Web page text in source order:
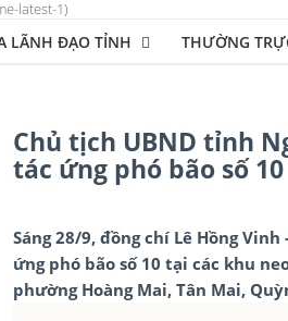
LÃNH ĐẠO TỈNH THƯỜNG
Chủ tịch UBND tỉnh
tác ứng phó bão số 10
Sáng 28/9, đồng chí Lê Hồng
ứng phó bão số 10 tại các khu
phường Hoàng Mai, Tân Mai,